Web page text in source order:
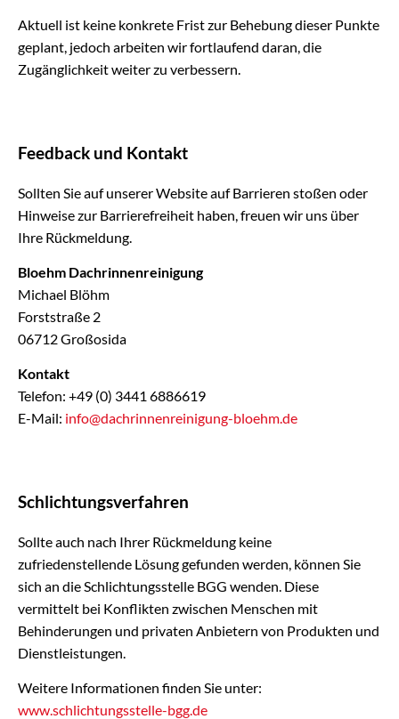
Aktuell ist keine konkrete Frist zur Behebung dieser Punkte
geplant, jedoch arbeiten wir fortlaufend daran, die
Zugänglichkeit weiter zu verbessern.
Feedback und Kontakt
Sollten Sie auf unserer Website auf Barrieren stoßen oder
Hinweise zur Barrierefreiheit haben, freuen wir uns über
Ihre Rückmeldung.
Bloehm Dachrinnenreinigung
Michael Blöhm
Forststraße 2
06712 Großosida
Kontakt
Telefon: +49 (0) 3441 6886619
E-Mail: info@dachrinnenreinigung-bloehm.de
Schlichtungsverfahren
Sollte auch nach Ihrer Rückmeldung keine
zufriedenstellende Lösung gefunden werden, können Sie
sich an die Schlichtungsstelle BGG wenden. Diese
vermittelt bei Konflikten zwischen Menschen mit
Behinderungen und privaten Anbietern von Produkten und
Dienstleistungen.
Weitere Informationen finden Sie unter:
www.schlichtungsstelle-bgg.de